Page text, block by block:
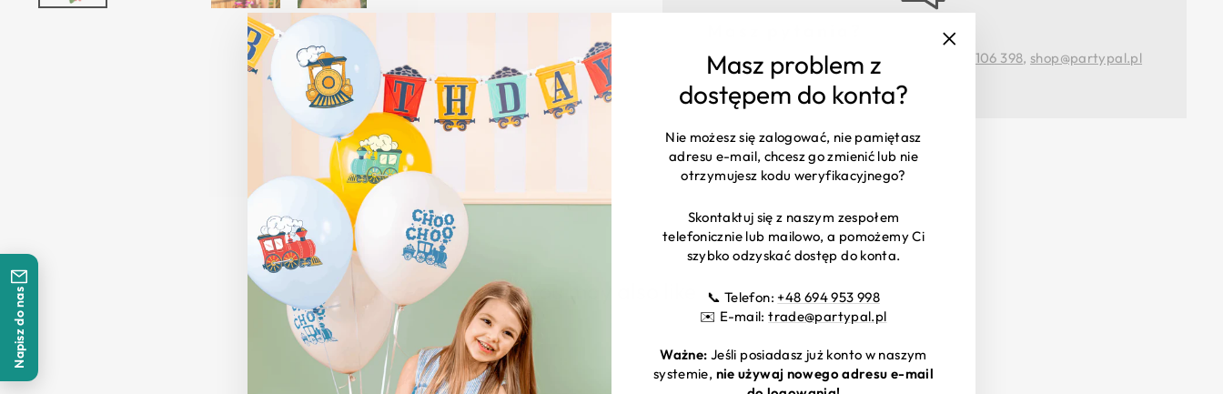
Masz problem z
dostępem do konta?
Nie możesz się zalogować, nie pamiętasz
adresu e-mail, chcesz go zmienić lub nie
otrzymujesz kodu weryfikacyjnego?
Skontaktuj się z naszym zespołem
telefonicznie lub mailowo, a pomożemy Ci
szybko odzyskać dostęp do konta.
📞 Telefon: +48 694 953 998
✉️ E-mail:trade@partypal.pl
Ważne: Jeśli posiadasz już konto w naszym
systemie, nie używaj nowego adresu e-mail
"Zamknij
Napisz do nas
Na Twój kontakt czekamy pod tel.: +48 516 106 398, shop@partypal.pl
Godziny pracy: pon.-pt. 8:00 - 16:00
You may also like